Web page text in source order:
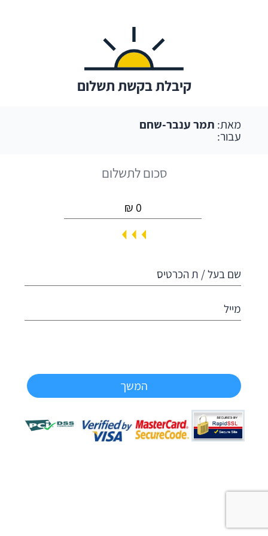
קיבלת בקשת תשלום
מאת: תמר ענבר-שחם
עבור:
סכום לתשלום
שם בעל / ת הכרטיס
מייל
המשך